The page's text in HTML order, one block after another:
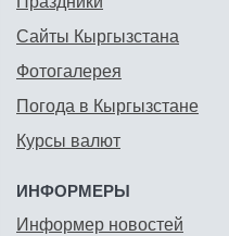
Сайты Кыргызстана
Фотогалерея
Погода в Кыргызстане
Курсы валют
ИНФОРМЕРЫ
Информер новостей